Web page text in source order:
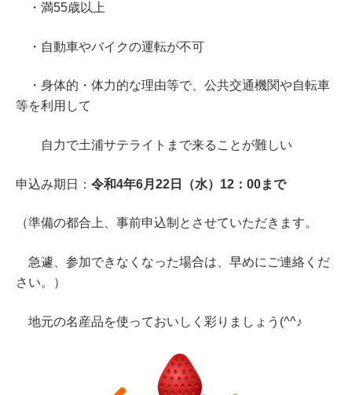
・満55歳以上
・自動車やバイクの運転が不可
・身体的・体力的な理由等で、公共交通機関や自転車
等を利用して
自力で土浦サテライトまで来ることが難しい
申込み期日： 令和4年6月22日（水）12：00まで
（準備の都合上、事前申込制とさせていただきます。
急遽、参加できなくなった場合は、早めにご連絡くだ
さい。）
地元の名産品を使っておいしく彩りましょう(^^♪